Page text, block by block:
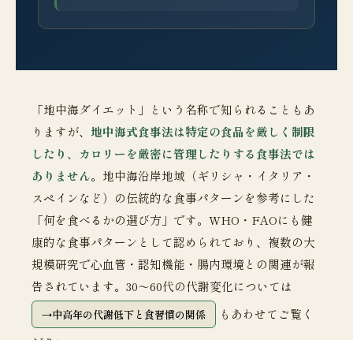
「地中海ダイエット」という名称で知られることもあ
りますが、 地中海式食事法は特定の食品を厳しく制限
したり、カロリーを厳密に管理したりする食事法では
ありません。地中海沿岸地域（ギリシャ・イタリア・
スペインなど）の伝統的な食事パターンを参考にした
「何を食べるかの選び方」です。WHO・FAOにも健
康的な食事パターンとして認められており、複数の大
規模研究で心血管・認知機能・腸内環境との関連が報
告されています。30〜60代の代謝変化については
中高年の代謝低下と食習慣の関係
もあわせてご覧く